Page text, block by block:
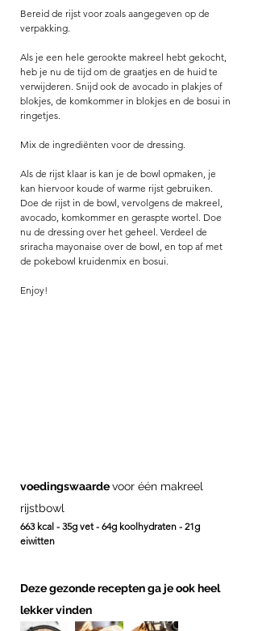
Bereid de rijst voor zoals aangegeven op de
verpakking.
Als je een hele gerookte makreel hebt gekocht,
heb je nu de tijd om de graatjes en de huid te
verwijderen. Snijd ook de avocado in plakjes of
blokjes, de komkommer in blokjes en de bosui in
ringetjes.
Mix de ingrediënten voor de dressing.
Als de rijst klaar is kan je de bowl opmaken, je
kan hiervoor koude of warme rijst gebruiken.
Doe de rijst in de bowl, vervolgens de makreel,
avocado, komkommer en geraspte wortel. Doe
nu de dressing over het geheel. Verdeel de
sriracha mayonaise over de bowl, en top af met
de pokebowl kruidenmix en bosui.
Enjoy!
voedingswaarde voor één makreel
rijstbowl
663 kcal - 35g vet - 64g koolhydraten - 21g
eiwitten
Deze gezonde recepten ga je ook heel
lekker vinden